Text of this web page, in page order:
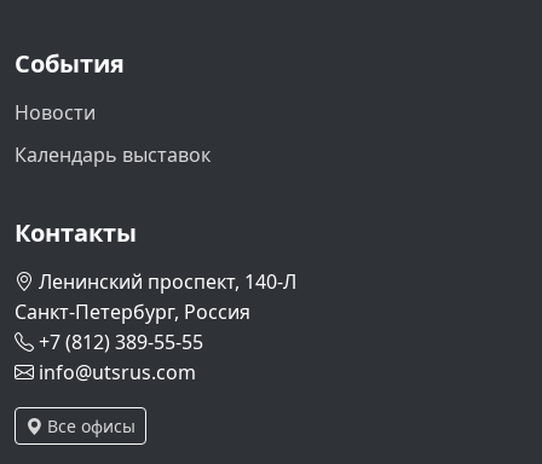
События
Новости
Календарь выставок
Контакты
Ленинский проспект, 140-Л
Санкт-Петербург, Россия
+7 (812) 389-55-55
info@utsrus.com
Все офисы